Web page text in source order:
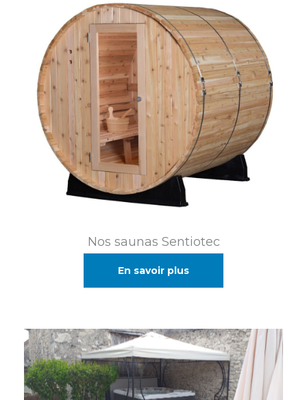
Nos saunas Sentiotec
En savoir plus
Les bienfaits d’un spas/sauna à domicile